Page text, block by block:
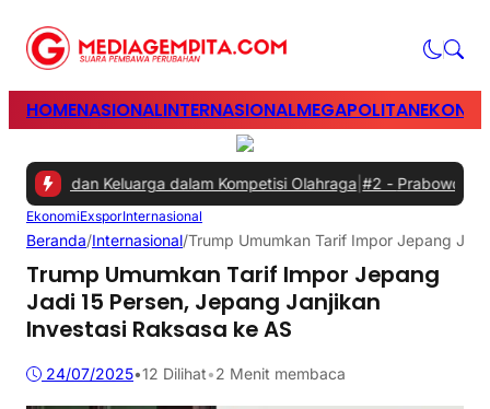
HOMENASIONALINTERNASIONALMEGAPOLITAN
dan Keluarga dalam Kompetisi Olahraga|#2 -Prabowo Minta
EkonomiExsporInternasional
Beranda/Internasional/Trump Umumkan Tarif Impor Jepang
Trump Umumkan Tarif Impor Jepang
Jadi 15 Persen, Jepang Janjikan
Investasi Raksasa ke AS
24/07/2025•12 Dilihat•2 Menit membaca